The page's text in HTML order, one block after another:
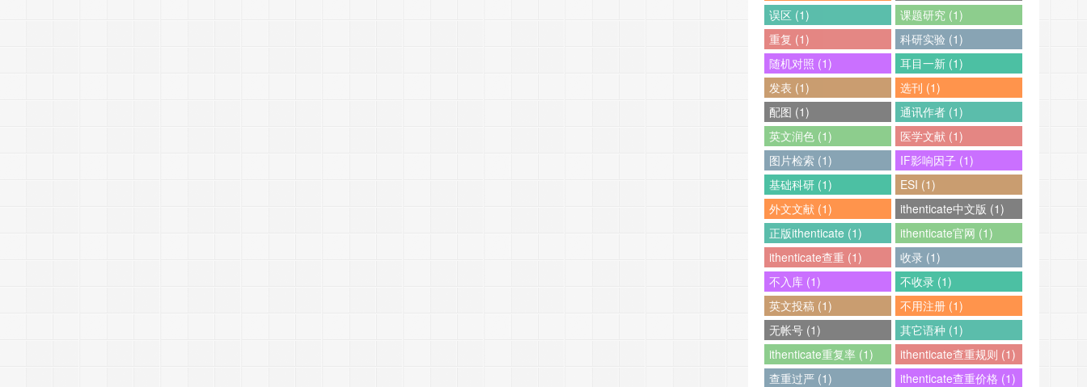
误区 (1)
课题研究 (1)
重复 (1)
科研实验 (1)
随机对照 (1)
耳目一新 (1)
发表 (1)
选刊 (1)
配图 (1)
通讯作者 (1)
英文润色 (1)
医学文献 (1)
图片检索 (1)
IF影响因子 (1)
基础科研 (1)
ESI (1)
外文文献 (1)
ithenticate中文版 (1)
正版ithenticate (1)
ithenticate官网 (1)
ithenticate查重 (1)
收录 (1)
不入库 (1)
不收录 (1)
英文投稿 (1)
不用注册 (1)
无帐号 (1)
其它语种 (1)
ithenticate重复率 (1)
ithenticate查重规则 (1)
查重过严 (1)
ithenticate查重价格 (1)